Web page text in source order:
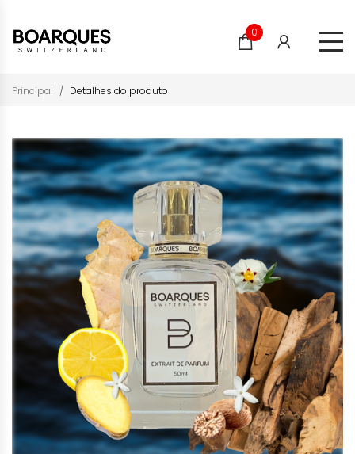
0
Principal Detalhes do produto